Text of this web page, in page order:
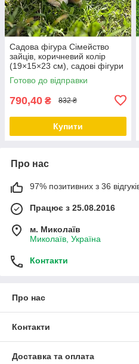
Садова фігура Сімейство
зайців, коричневий колір
(19×15×23 см), садові фігури
з полістоуну, садово-паркові
фігури
Готово до відправки
790,40 ₴ 832 ₴
Купити
Про нас
97% позитивних з 36
Працює з 25.08.2016
м. Миколаїв
Миколаїв, Україна
Контакти
Про нас
Контакти
Доставка та оплата